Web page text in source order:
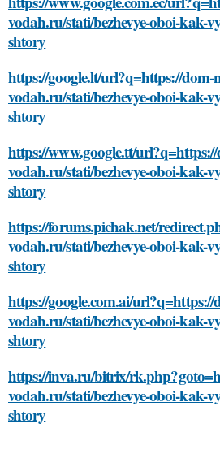
vodah.ru/stati/bezhevye-oboi-kak-
shtory
https://google.lt/url?q=https://dom-
vodah.ru/stati/bezhevye-oboi-kak-
shtory
https://www.google.tt/
vodah.ru/stati/bezhevye-oboi-kak-
shtory
https://forums.pichak.net/
vodah.ru/stati/bezhevye-oboi-kak-
shtory
https://google.com.ai/url?q=https://
vodah.ru/stati/bezhevye-oboi-kak-
shtory
https://inva.ru/bitrix/
vodah.ru/stati/bezhevye-oboi-kak-
shtory